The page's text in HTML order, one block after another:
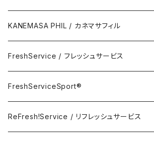
Key Hook
Room Spray
Accessory
Eyewear
KANEMASA PHIL / カネマサフィル
FreshService / フレッシュサービス
FreshServiceSport®
ReFresh!Service / リフレッシュサービス
FreshServiceSport®
ReFresh!Service / リフレッシュサービス